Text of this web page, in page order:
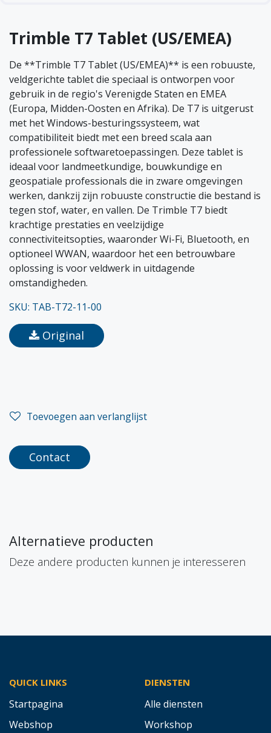
Trimble T7 Tablet (US/EMEA)
De **Trimble T7 Tablet (US/EMEA)** is een robuuste,
veldgerichte tablet die speciaal is ontworpen voor
gebruik in de regio's Verenigde Staten en EMEA
(Europa, Midden-Oosten en Afrika). De T7 is uitgerust
met het Windows-besturingssysteem, wat
compatibiliteit biedt met een breed scala aan
professionele softwaretoepassingen. Deze tablet is
ideaal voor landmeetkundige, bouwkundige en
geospatiale professionals die in zware omgevingen
werken, dankzij zijn robuuste constructie die bestand is
tegen stof, water, en vallen. De Trimble T7 biedt
krachtige prestaties en veelzijdige
connectiviteitsopties, waaronder Wi-Fi, Bluetooth, en
optioneel WWAN, waardoor het een betrouwbare
oplossing is voor veldwerk in uitdagende
omstandigheden.
SKU: TAB-T72-11-00
Original
Toevoegen aan verlanglijst
Contact
Alternatieve producten
Deze andere producten kunnen je interesseren
QUICK LINKS
Startpagina
Webshop
DIENSTEN
Alle diensten
Workshop